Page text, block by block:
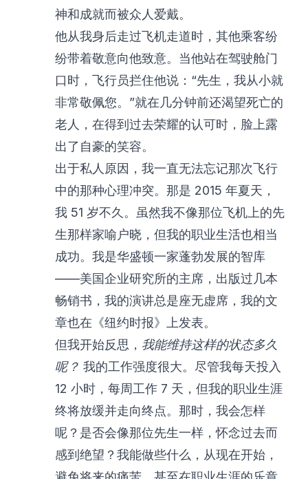
神和成就而被众人爱戴。
他从我身后走过飞机走道时，其他乘客纷
纷带着敬意向他致意。当他站在驾驶舱门
口时，飞行员拦住他说：“先生，我从小就
非常敬佩您。”就在几分钟前还渴望死亡的
老人，在得到过去荣耀的认可时，脸上露
出了自豪的笑容。
出于私人原因，我一直无法忘记那次飞行
中的那种心理冲突。那是 2015 年夏天，
我 51 岁不久。虽然我不像那位飞机上的先
生那样家喻户晓，但我的职业生活也相当
成功。我是华盛顿一家蓬勃发展的智库
——美国企业研究所的主席，出版过几本
畅销书，我的演讲总是座无虚席，我的文
章也在《纽约时报》上发表。
但我开始反思， 我能维持这样的状态多久
呢？ 我的工作强度很大。尽管我每天投入
12 小时，每周工作 7 天，但我的职业生涯
终将放缓并走向终点。那时，我会怎样
呢？是否会像那位先生一样，怀念过去而
感到绝望？我能做些什么，从现在开始，